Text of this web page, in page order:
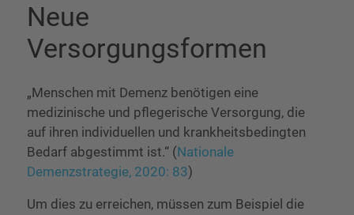
Neue
Versorgungsformen
„Menschen mit Demenz benötigen eine
medizinische und pflegerische Versorgung, die
auf ihren individuellen und krankheitsbedingten
Bedarf abgestimmt ist.“ (Nationale
Demenzstrategie, 2020: 83)
Um dies zu erreichen, müssen zum Beispiel die